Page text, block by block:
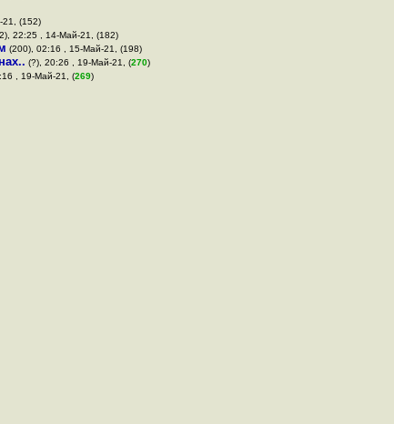
21, (152)
22:25 , 14-Май-21, (182)
(200), 02:16 , 15-Май-21, (198)
нах.. (?), 20:26 , 19-Май-21, (270)
, 19-Май-21, (269)